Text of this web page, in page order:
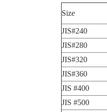
Size
JIS#240
JIS#280
JIS#320
JIS#360
JIS #400
JIS #500